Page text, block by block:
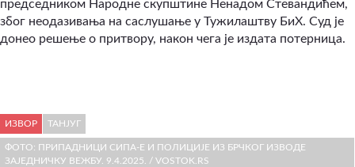
председником Народне скупштине Ненадом Стевандићем,
због неодазивања на саслушање у Тужилаштву БиХ. Суд је
донeо решење о притвору, након чега је издата потерница.
ИЗВОР ТАНЈУГ
ФОТО: ПРИПАДНИЦИ СИПА-Е И ПОЛИЦИЈЕ ИЗ БРЧКОГ ИЗВОДЕ
ЗАЈЕДНИЧКУ ВЕЖБУ. 9.4.2025. / VOSTOK.RS